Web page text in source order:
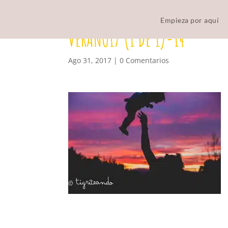
Empieza por aquí
VERANO17 (1 DE 1)-14
Ago 31, 2017 |0 Comentarios